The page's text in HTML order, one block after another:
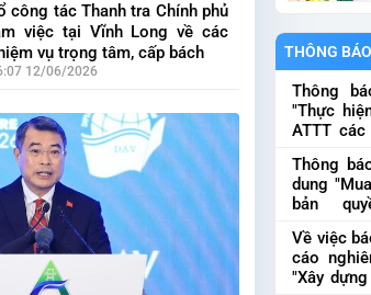
công tác Thanh tra Chính phủ
việc tại Vĩnh Long về các
vụ trọng tâm, cấp bách
12/06/2026
công tác Cục III - Thanh tra
phủ làm việc về các nhiệm
quan trọng, cấp bách tại
tra TP Cần Thơ
12/06/2026
THÔNG BÁO
Thông
"Thực
ATTT các
hàng và
luật
"Thực
ATTT các
t...
Thông
dung
bản
nội dung
virut
trun...
Về việc
cáo
"Xây